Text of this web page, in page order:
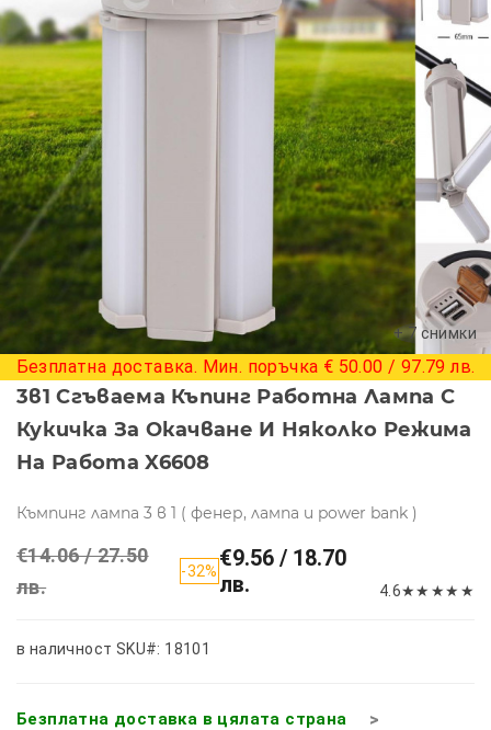
+ 7 снимки
Безплатна доставка. Мин. поръчка € 50.00 / 97.79 лв.
3в1 Сгъваема Къпинг Работна Лампа С
Кукичка За Окачване И Няколко Режима
На Работа X6608
Къмпинг лампа 3 в 1 ( фенер, лампа и power bank )
€14.06 / 27.50
лв.
-32%€9.56 / 18.70
лв.
4.6★★ ★★ ★
в наличност SKU#: 18101
Безплатна доставка в цялата страна